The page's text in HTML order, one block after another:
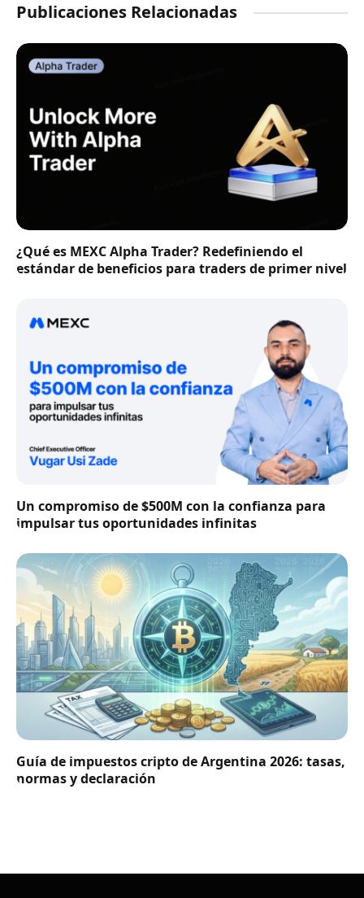
Publicaciones Relacionadas
¿Qué es MEXC Alpha Trader? Redefiniendo el
estándar de beneficios para traders de primer nivel
Un compromiso de $500M con la confianza para
impulsar tus oportunidades infinitas
Guía de impuestos cripto de Argentina 2026: tasas,
normas y declaración